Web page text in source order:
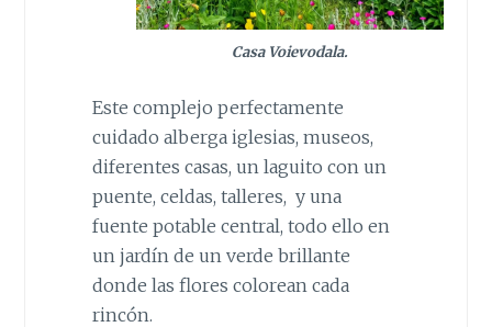
Casa Voievodala.
Este complejo perfectamente
cuidado alberga iglesias, museos,
diferentes casas, un laguito con un
puente, celdas, talleres, y una
fuente potable central, todo ello en
un jardín de un verde brillante
donde las flores colorean cada
rincón.